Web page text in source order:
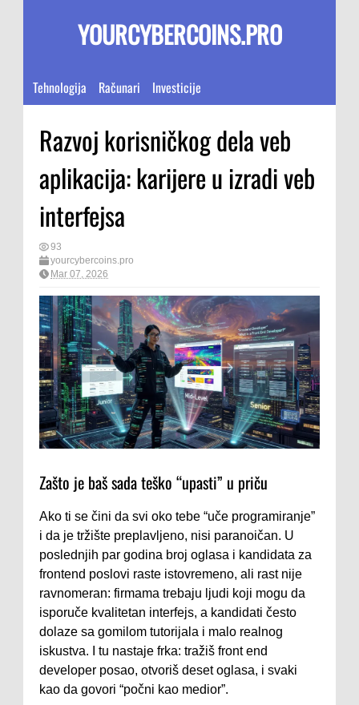
YOURCYBERCOINS.PRO
Tehnologija Računari Investicije
Razvoj korisničkog dela veb
aplikacija: karijere u izradi veb
interfejsa
93
yourcybercoins.pro
Mar 07, 2026
Zašto je baš sada teško “upasti” u priču
Ako ti se čini da svi oko tebe “uče programiranje”
i da je tržište preplavljeno, nisi paranoičan. U
poslednjih par godina broj oglasa i kandidata za
frontend poslovi raste istovremeno, ali rast nije
ravnomeran: firmama trebaju ljudi koji mogu da
isporuče kvalitetan interfejs, a kandidati često
dolaze sa gomilom tutorijala i malo realnog
iskustva. I tu nastaje frka: tražiš front end
developer posao, otvoriš deset oglasa, i svaki
kao da govori “počni kao medior”.